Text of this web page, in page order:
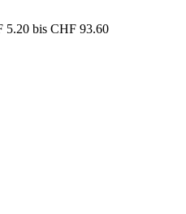
5.20 bis CHF 93.60